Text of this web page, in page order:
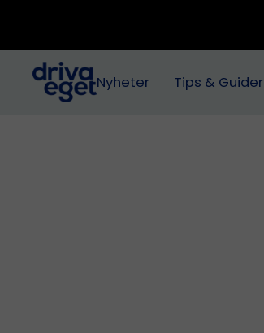
Nyheter Tips & Guider